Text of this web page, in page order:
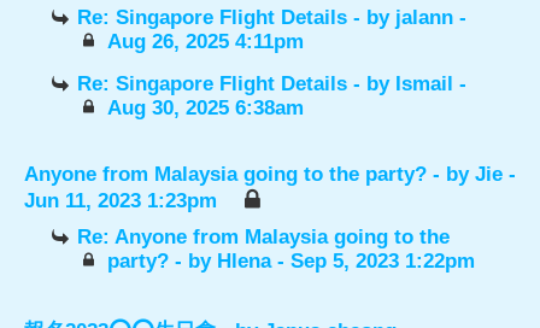
Re: Singapore Flight Details - by jalann -
Aug 26, 2025 4:11pm
Re: Singapore Flight Details - by Ismail -
Aug 30, 2025 6:38am
Anyone from Malaysia going to the party? - by Jie -
Jun 11, 2023 1:23pm
Re: Anyone from Malaysia going to the
party? - by Hlena- Sep 5, 2023 1:22pm